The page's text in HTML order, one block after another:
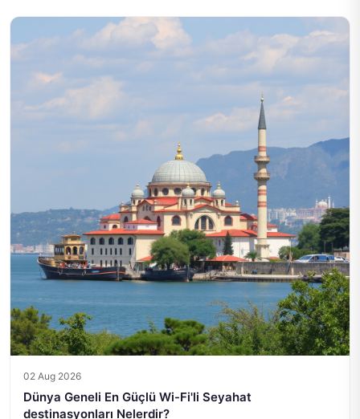
02 Aug 2026
Dünya Geneli En Güçlü Wi-Fi'li Seyahat
destinasyonları Nelerdir?